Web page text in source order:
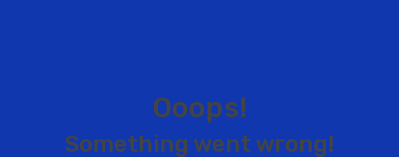
Ooops!
Something went wrong!